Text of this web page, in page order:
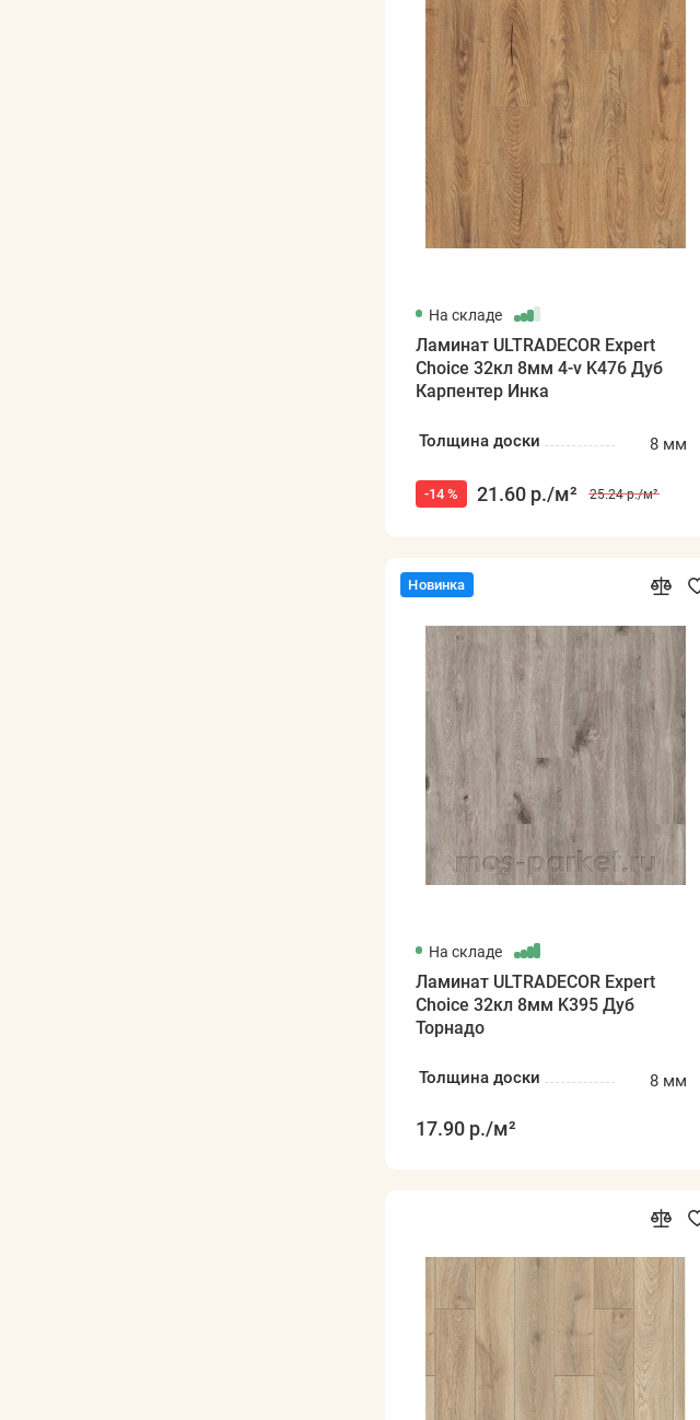
На складе
Ламинат ULTRADECOR Expert
Choice 32кл 8мм 4-v K476 Дуб
Карпентер Инка
Толщина доски 8 мм
-14 % 21.60 р./м² 25.24 р./м²
Новинка
На складе
Ламинат ULTRADECOR Expert
Choice 32кл 8мм K395 Дуб
Торнадо
Толщина доски 8 мм
17.90 р./м²